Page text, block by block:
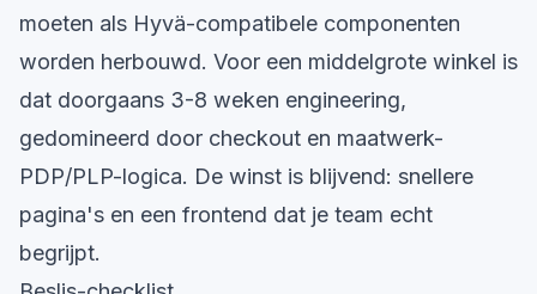
moeten als Hyvä-compatibele componenten
worden herbouwd. Voor een middelgrote winkel is
dat doorgaans 3-8 weken engineering,
gedomineerd door checkout en maatwerk-
PDP/PLP-logica. De winst is blijvend: snellere
pagina's en een frontend dat je team echt
begrijpt.